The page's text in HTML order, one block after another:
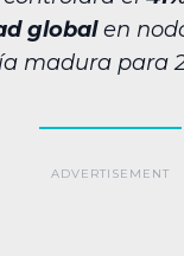
globalen
madura para